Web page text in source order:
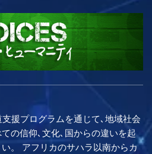
援プログラムを通じて､地域社会
の信仰､文化､国からの違いを起
。 アフリカのサハラ以南からカ